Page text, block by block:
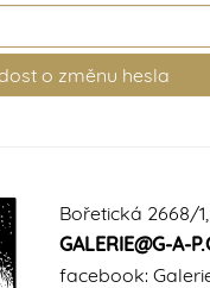
Bořetická 2668/
GALERIE@G-A-
facebook: